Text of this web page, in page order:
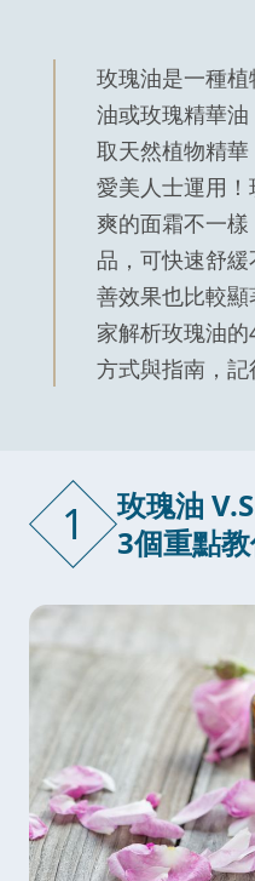
玫瑰油是一種
油或玫瑰精華
取天然植物精
愛美人士運用
爽的面霜不一
品，可快速舒
善效果也比較
家解析玫瑰油
方式與指南，記
1
玫瑰油
3個重點教